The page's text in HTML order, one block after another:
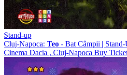
Stand-up
Cluj-Napoca: Teo - Bat Câmpii |
Cinema Dacia , Cluj-Napoca Buy